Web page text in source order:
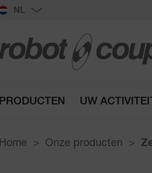
NL
PRODUCTEN UW
Home Onze producten